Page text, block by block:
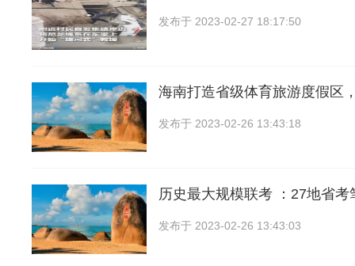
发布于 2023-02-27 18:17:50
海南打造省级体育旅游度假区
发布于 2023-02-26 13:43:18
历史最大规模联考 ：27地省考
发布于 2023-02-26 13:43:03